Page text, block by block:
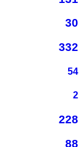
30
332
54
2
228
88